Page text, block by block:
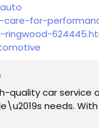
for-
quality car service
needs.